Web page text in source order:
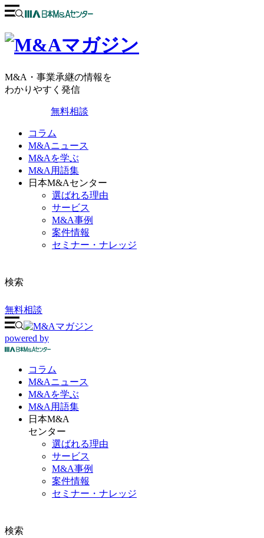
M&A・事業承継の情報を
わかりやすく発信
無料相談
コラム
M&Aニュース
M&Aを学ぶ
M&A用語集
日本M&Aセンター
選ばれる理由
サービス
M&A事例
案件情報
セミナー・ナレッジ
検索
無料相談
powered by
コラム
M&Aニュース
M&Aを学ぶ
M&A 用語集
日本M&A
センター
選ばれる理由
サービス
M&A事例
案件情報
セミナー・ナレッジ
検索